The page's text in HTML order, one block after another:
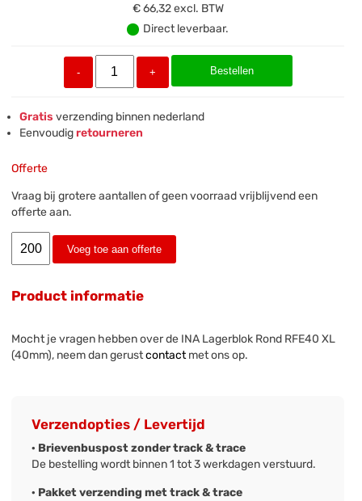
€ 66,32excl. BTW
Direct leverbaar.
- + Bestellen
Gratis verzending binnen nederland
Eenvoudigretourneren
Offerte
Vraag bij grotere aantallen of geen voorraad vrijblijvend een
offerte aan.
Voeg toe aan offerte
Product informatie
Mocht je vragen hebben over de INA Lagerblok Rond RFE40 XL
(40mm), neem dan gerustcontactmet ons op.
Verzendopties / Levertijd
· Brievenbuspost zonder track & trace
De bestelling wordt binnen 1 tot 3 werkdagen verstuurd.
· Pakket verzending met track & trace